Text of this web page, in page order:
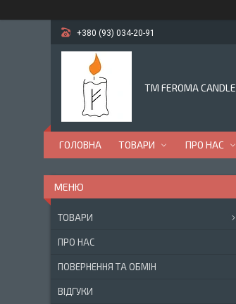
+380 (93) 034-20-91
TM FEROMA CANDLE
ГОЛОВНА ТОВАРИ ПРО НАС
ТОВАРИ
ПРО НАС
ПОВЕРНЕННЯ ТА ОБМІН
ВІДГУКИ